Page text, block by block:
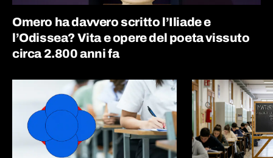
Omero ha davvero scritto l’Iliade e
l’Odissea? Vita e opere del poeta vissuto
circa 2.800 anni fa